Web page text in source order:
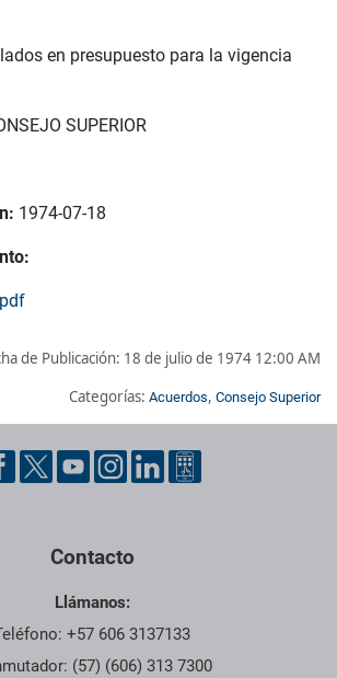
en presupuesto para la vigencia
SUPERIOR
1974-07-18
de Publicación: 18 de julio de 1974 12:00 AM
Categorías: Acuerdos, Consejo Superior
información de contacto, redes sociales y
Contacto
Llámanos:
+57 606 3137133
(57) (606) 313 7300